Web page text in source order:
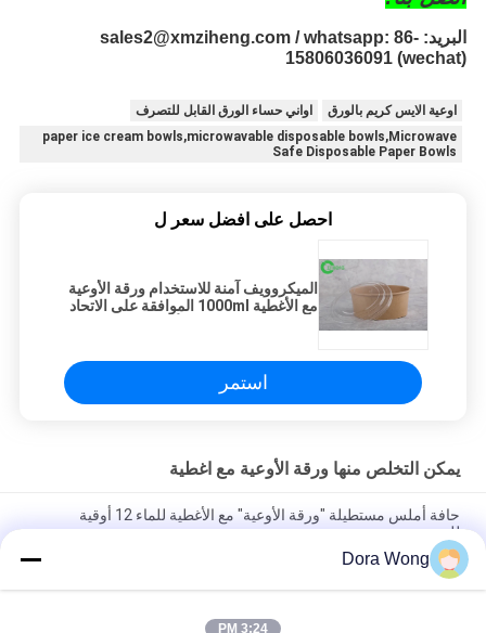
البريد: sales2@xmziheng.com / whatsapp: 86-
15806036091 (wechat)
اوعية الايس كريم بالورق
اواني حساء الورق القابل للتصرف
paper ice cream bowls,microwavable disposable bowls,Microwave
Safe Disposable Paper Bowls
احصل على افضل سعر ل
الميكروويف آمنة للاستخدام ورقة الأوعية
مع الأغطية 1000ml الموافقة على الاتحاد
استمر
يمكن التخلص منها ورقة الأوعية مع اغطية
حافة أملس مستطيلة "ورقة الأوعية" مع الأغطية للماء 12 أوقية
للشوربة
لسلطة
Dora Wong
3:24 PM